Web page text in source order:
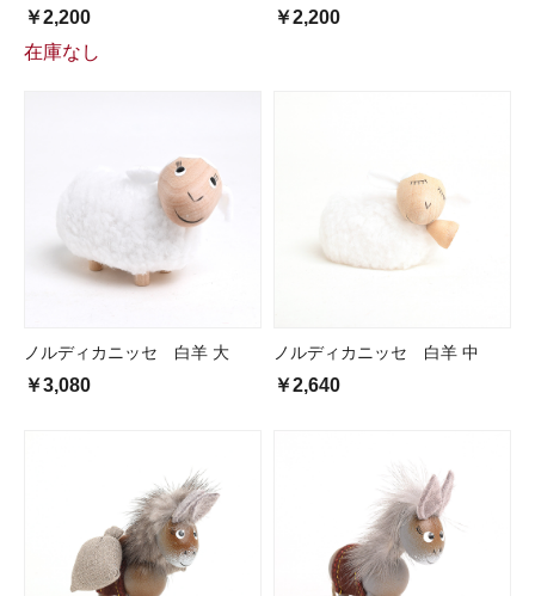
￥2,200
在庫なし
￥2,200
ノルディカニッセ 白羊 大
￥3,080
ノルディカニッセ 白羊 中
￥2,640